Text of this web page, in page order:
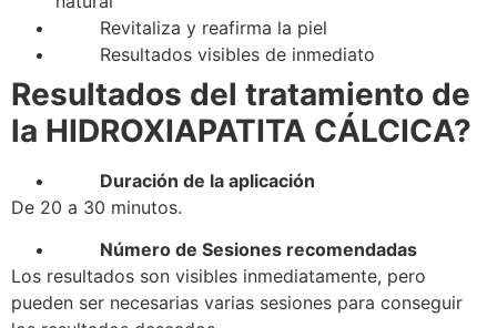
Revitaliza y reafirma la piel
Resultados visibles de inmediato
Resultados del tratamiento de
la HIDROXIAPATITA CÁLCICA?
Duración de la aplicación
De 20 a 30 minutos.
Número de Sesiones recomendadas
Los resultados son visibles inmediatamente, pero
pueden ser necesarias varias sesiones para conseguir